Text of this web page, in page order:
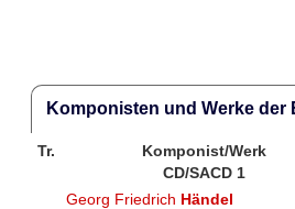
Komponisten und Werke der
Tr. Komponist/Werk
CD/SACD 1
Georg Friedrich Händel